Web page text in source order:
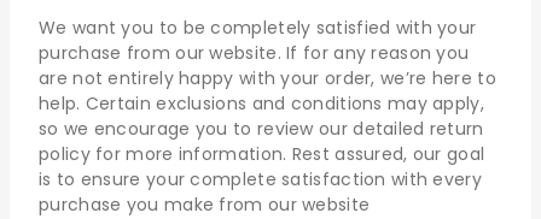
We want you to be completely satisfied with your
purchase from our website. If for any reason you
are not entirely happy with your order, we’re here to
help. Certain exclusions and conditions may apply,
so we encourage you to review our detailed return
policy for more information. Rest assured, our goal
is to ensure your complete satisfaction with every
purchase you make from our website